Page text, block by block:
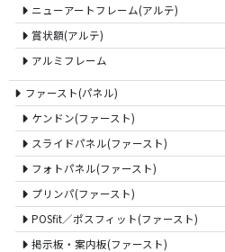
ニューアートフレーム(アルテ)
賞状額(アルテ)
アルミフレーム
ファースト(パネル)
ケンドン(ファースト)
スライドパネル(ファースト)
フォトパネル(ファースト)
プリンパ(ファースト)
POSfit／ポスフィット(ファースト)
掲示板・案内板(ファースト)